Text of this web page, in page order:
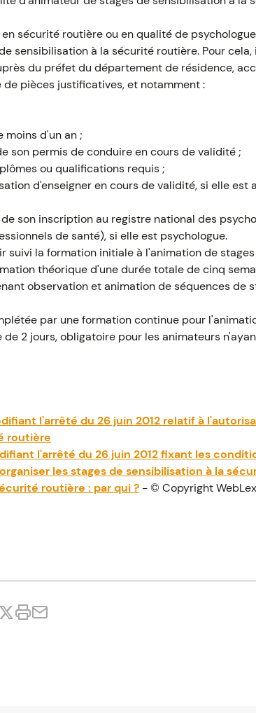
sécurité routière ou en qualité de
sensibilisation à la sécurité routière. Pour
du préfet du département de résidence,
pièces justificatives, et notamment :
d'un an ;
son permis de conduire en cours de validité ;
ou qualifications requis ;
d'enseigner en cours de validité, si elle est
son inscription au registre national des
de santé), si elle est psychologue.
suivi la formation initiale à l'animation de
théorique d'une durée totale de cinq
observation et animation de séquences de
par une formation continue pour
2 jours, obligatoire pour les animateurs
l'arrêté du 26 juin 2012 relatif à
routière
l'arrêté du 26 juin 2012 fixant les
les stages de sensibilisation à la
routière : par qui ? - © Copyright WebLex